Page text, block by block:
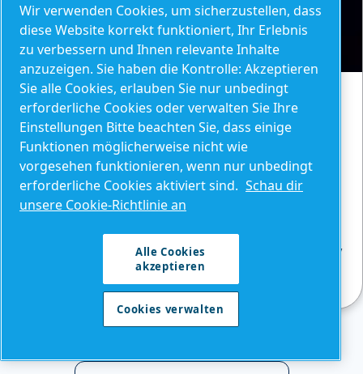
Das Risiko eines undichten
Kompressors
Erfahren Sie, wie sich Leckagen bei
Kompressoren auf Effizienz und Kosten
wie Sie Lecks erkennen und die besten Praktiken,
um sie zu beheben und zu verhindern.
Wir verwenden Cookies, um sicherzustellen, dass
diese Website korrekt funktioniert, Ihr Erlebnis
zu verbessern und Ihnen relevante Inhalte
anzuzeigen. Sie haben die Kontrolle: Akzeptieren
Sie alle Cookies, erlauben Sie nur unbedingt
erforderliche Cookies oder verwalten Sie Ihre
Einstellungen Bitte beachten Sie, dass einige
Funktionen möglicherweise nicht wie
vorgesehen funktionieren, wenn nur unbedingt
erforderliche Cookies aktiviert sind. Schau dir
unsere Cookie-Richtlinie an
Alle Cookies
akzeptieren
Cookies verwalten